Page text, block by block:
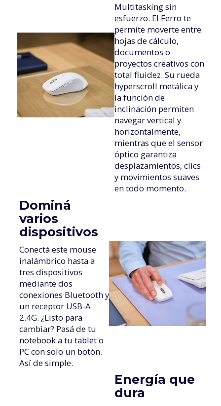
Multitasking sin
esfuerzo. El Ferro te
permite moverte entre
hojas de cálculo,
documentos o
proyectos creativos con
total fluidez. Su rueda
hyperscroll metálica y
la función de
inclinación permiten
navegar vertical y
horizontalmente,
mientras que el sensor
óptico garantiza
desplazamientos, clics
y movimientos suaves
en todo momento.
Dominá
varios
dispositivos
Conectá este mouse
inalámbrico hasta a
tres dispositivos
mediante dos
conexiones Bluetooth y
un receptor USB-A
2.4G. ¿Listo para
cambiar? Pasá de tu
notebook a tu tablet o
PC con solo un botón.
Así de simple.
Energía que
dura